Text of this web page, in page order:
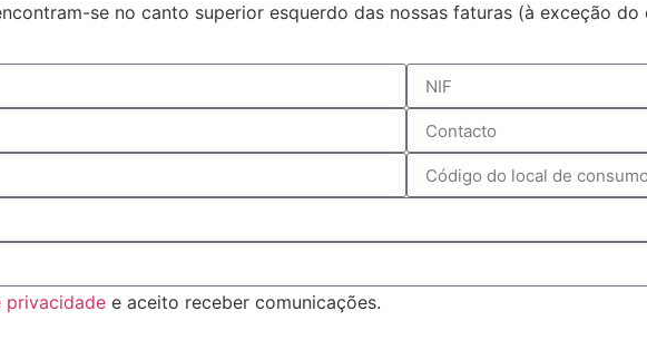
se no canto superior esquerdo das nossas faturas (à exceção do
privacidade e aceito receber comunicações.